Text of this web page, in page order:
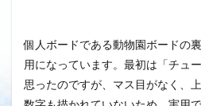
個人ボードである動物園ボードの
用になっています。最初は「チュ
思ったのですが、マス目がなく、